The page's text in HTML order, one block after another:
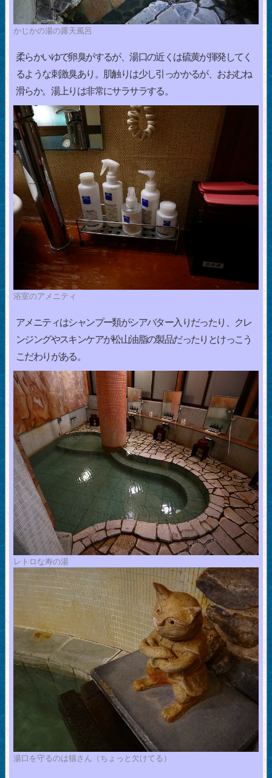
かじかの湯の露天風呂
柔らかいゆで卵臭がするが、湯口の近くは硫黄が揮発してく
るような刺激臭あり。肌触りは少し引っかかるが、おおむね
滑らか。湯上りは非常にサラサラする。
浴室のアメニティ
アメニティはシャンプー類がシアバター入りだったり、クレ
ンジングやスキンケアが松山油脂の製品だったりとけっこう
こだわりがある。
レトロな寿の湯
湯口を守るのは猫さん（ちょっと欠けてる）